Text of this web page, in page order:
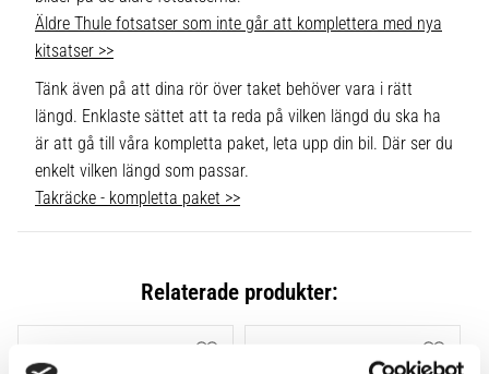
Äldre Thule fotsatser som inte går att komplettera med nya
kitsatser >>
Tänk även på att dina rör över taket behöver vara i rätt
längd. Enklaste sättet att ta reda på vilken längd du ska ha
är att gå till våra kompletta paket, leta upp din bil. Där ser du
enkelt vilken längd som passar.
Takräcke - kompletta paket >>
Relaterade produkter:
Lägg